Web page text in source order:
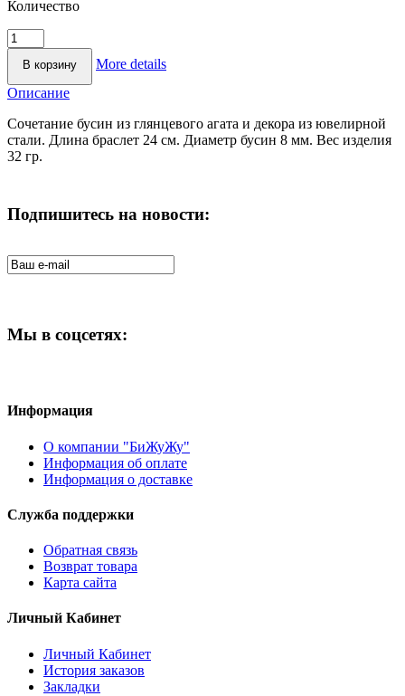
Количество
More details
Описание
Сочетание бусин из глянцевого агата и декора из ювелирной
стали. Длина браслет 24 см. Диаметр бусин 8 мм. Вес изделия
32 гр.
Подпишитесь на новости:
Мы в соцсетях:
Информация
О компании "БиЖуЖу"
Информация об оплате
Информация о доставке
Служба поддержки
Обратная связь
Возврат товара
Карта сайта
Личный Кабинет
Личный Кабинет
История заказов
Закладки